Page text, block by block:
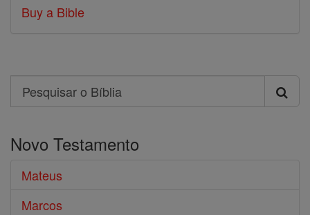
Buy a Bible
Search
Pesquisar
Bíblia
Novo Testamento
Mateus
Marcos